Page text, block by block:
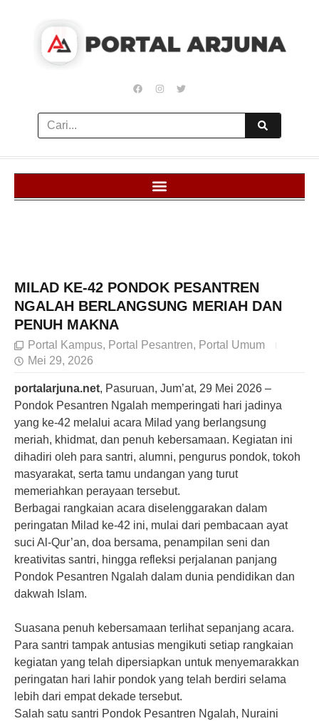
MILAD KE-42 PONDOK PESANTREN
NGALAH BERLANGSUNG MERIAH DAN
PENUH MAKNA
Portal Kampus, Portal Pesantren, Portal Umum
Mei 29, 2026
portalarjuna.net, Pasuruan, Jum’at, 29 Mei 2026 –
Pondok Pesantren Ngalah memperingati hari jadinya
yang ke-42 melalui acara Milad yang berlangsung
meriah, khidmat, dan penuh kebersamaan. Kegiatan ini
dihadiri oleh para santri, alumni, pengurus pondok, tokoh
masyarakat, serta tamu undangan yang turut
memeriahkan perayaan tersebut.
Berbagai rangkaian acara diselenggarakan dalam
peringatan Milad ke-42 ini, mulai dari pembacaan ayat
suci Al-Qur’an, doa bersama, penampilan seni dan
kreativitas santri, hingga refleksi perjalanan panjang
Pondok Pesantren Ngalah dalam dunia pendidikan dan
dakwah Islam.
Suasana penuh kebersamaan terlihat sepanjang acara.
Para santri tampak antusias mengikuti setiap rangkaian
kegiatan yang telah dipersiapkan untuk menyemarakkan
peringatan hari lahir pondok yang telah berdiri selama
lebih dari empat dekade tersebut.
Salah satu santri Pondok Pesantren Ngalah, Nuraini